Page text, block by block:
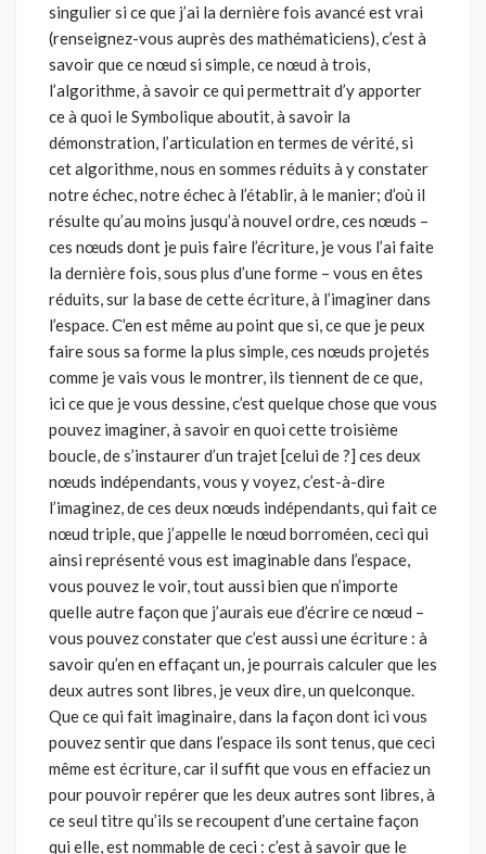
singulier si ce que j’ai la dernière fois avancé est vrai
(renseignez-vous auprès des mathématiciens), c’est à
savoir que ce nœud si simple, ce nœud à trois,
l’algorithme, à savoir ce qui permettrait d’y apporter
ce à quoi le Symbolique aboutit, à savoir la
démonstration, l’articulation en termes de vérité, si
cet algorithme, nous en sommes réduits à y constater
notre échec, notre échec à l’établir, à le manier; d’où il
résulte qu’au moins jus­qu’à nouvel ordre, ces nœuds –
ces nœuds dont je puis faire l’écriture, je vous l’ai faite
la dernière fois, sous plus d’une forme – vous en êtes
réduits, sur la base de cette écriture, à l’imaginer dans
l’espace. C’en est même au point que si, ce que je peux
faire sous sa forme la plus simple, ces nœuds projetés
comme je vais vous le montrer, ils tiennent de ce que,
ici ce que je vous dessine, c’est quelque chose que vous
pouvez imaginer, à savoir en quoi cette troisième
boucle, de s’instaurer d’un trajet [celui de ?] ces deux
nœuds indépendants, vous y voyez, c’est-à-dire
l’imagi­nez, de ces deux nœuds indépendants, qui fait ce
nœud triple, que j’ap­pelle le nœud borroméen, ceci qui
ainsi représenté vous est imaginable dans l’espace,
vous pouvez le voir, tout aussi bien que n’importe
quelle autre façon que j’aurais eue d’écrire ce nœud –
vous pouvez constater que c’est aussi une écriture : à
savoir qu’en en effaçant un, je pourrais cal­culer que les
deux autres sont libres, je veux dire, un quelconque.
Que ce qui fait imaginaire, dans la façon dont ici vous
pouvez sentir que dans l’espace ils sont tenus, que ceci
même est écriture, car il suffit que vous en effaciez un
pour pouvoir repérer que les deux autres sont libres, à
ce seul titre qu’ils se recoupent d’une certaine façon
qui elle, est nommable de ceci : c’est à savoir que le